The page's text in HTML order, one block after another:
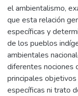
el ambientalismo,
que esta relación
específicas y
de los pueblos
ambientales
diferentes nociones
principales
específicas ni trato